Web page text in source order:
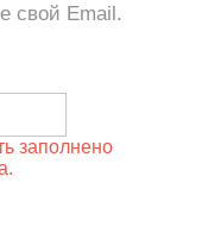
свой Email.
заполнено